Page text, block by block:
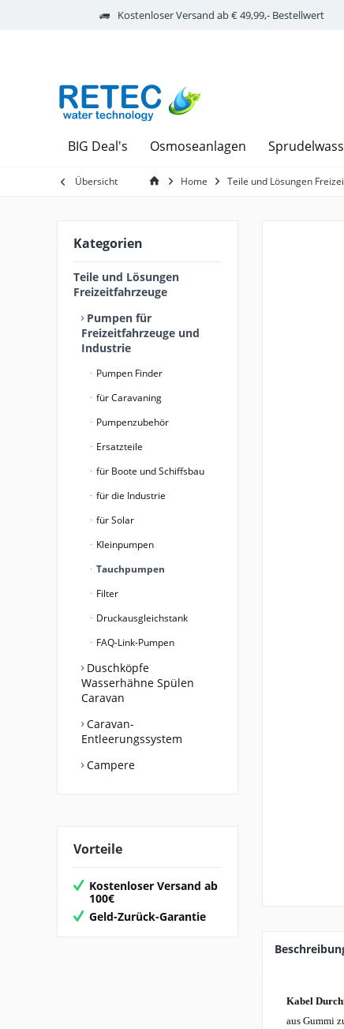
Kostenloser Versand ab € 49,99,- Bestellwert
BIG Deal's Osmoseanlagen
Übersicht Home Teile und Lösungen
Kategorien
Teile und Lösungen
Freizeitfahrzeuge
Pumpen für
Freizeitfahrzeuge und
Industrie
Pumpen Finder
für Caravaning
Pumpenzubehör
Ersatzteile
für Boote und Schiffsbau
für die Industrie
für Solar
Kleinpumpen
Tauchpumpen
Filter
Druckausgleichstank
FAQ-Link-Pumpen
Duschköpfe
Wasserhähne Spülen
Caravan
Caravan-
Entleerungssystem
Campere
Vorteile
Kostenloser Versand ab
100€
Geld-Zurück-Garantie
Kabel
aus Gummi